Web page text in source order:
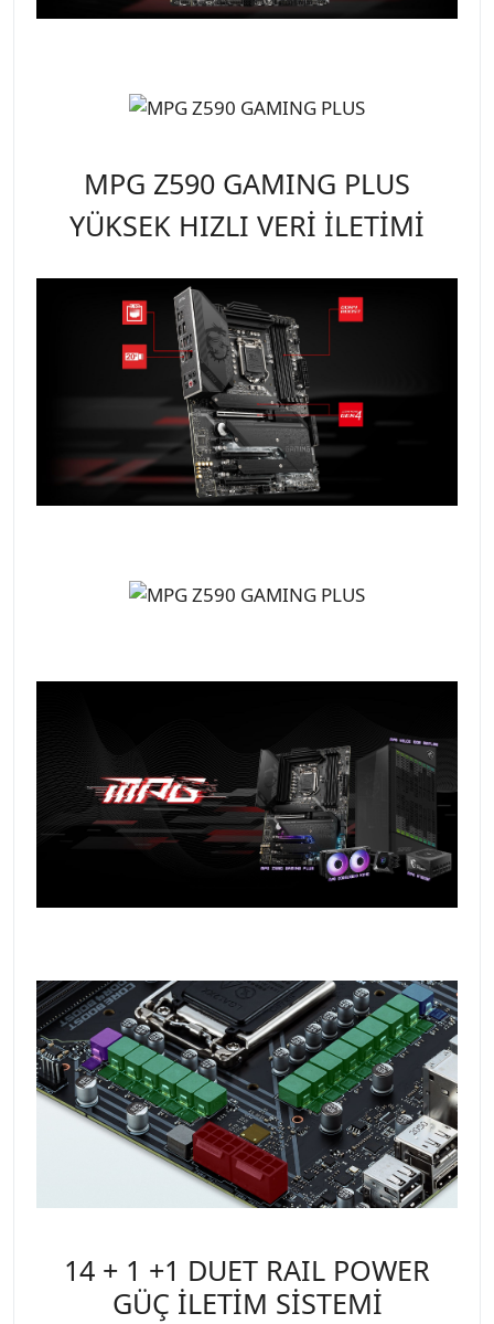
MPG Z590 GAMING PLUS
YÜKSEK HIZLI VERİ İLETİMİ
14 + 1 +1 DUET RAIL POWER
GÜÇ İLETİM SİSTEMİ